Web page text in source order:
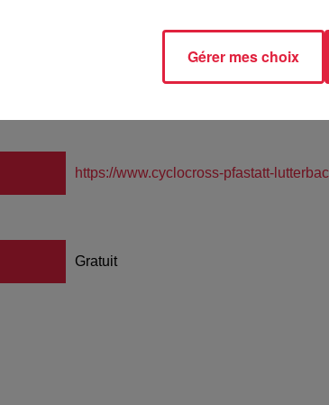
PFASTATT (68)
https://www.cyclocross-pfastatt-
Gratuit
Gérer mes choix